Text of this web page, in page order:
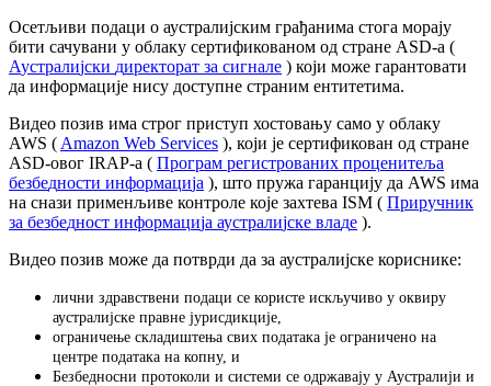
Осетљиви подаци о аустралијским грађанима стога морају
бити сачувани у облаку сертификованом од стране ASD-а (
Аустралијски директорат за сигнале ) који може гарантовати
да информације нису доступне страним ентитетима.
Видео позив има строг приступ хостовању само у облаку
AWS ( Amazon Web Services ), који је сертификован од стране
ASD-овог IRAP-а ( Програм регистрованих проценитеља
безбедности информација ), што пружа гаранцију да AWS има
на снази применљиве контроле које захтева ISM ( Приручник
за безбедност информација аустралијске владе ).
Видео позив може да потврди да за аустралијске кориснике:
лични здравствени подаци се користе искључиво у оквиру
аустралијске правне јурисдикције
ограничење складиштења свих података је ограничено на
центре података на копну, и
Безбедносни протоколи и системи се одржавају у Аустралији и